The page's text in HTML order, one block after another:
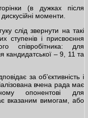
(в дужках після
моменти.
слід звернути на такі
ступенів і присвоєння
співробітника: для
кандидатської – 9, 11 та
за об’єктивність і
вчена рада має
опонентові для
вказаним вимогам, або